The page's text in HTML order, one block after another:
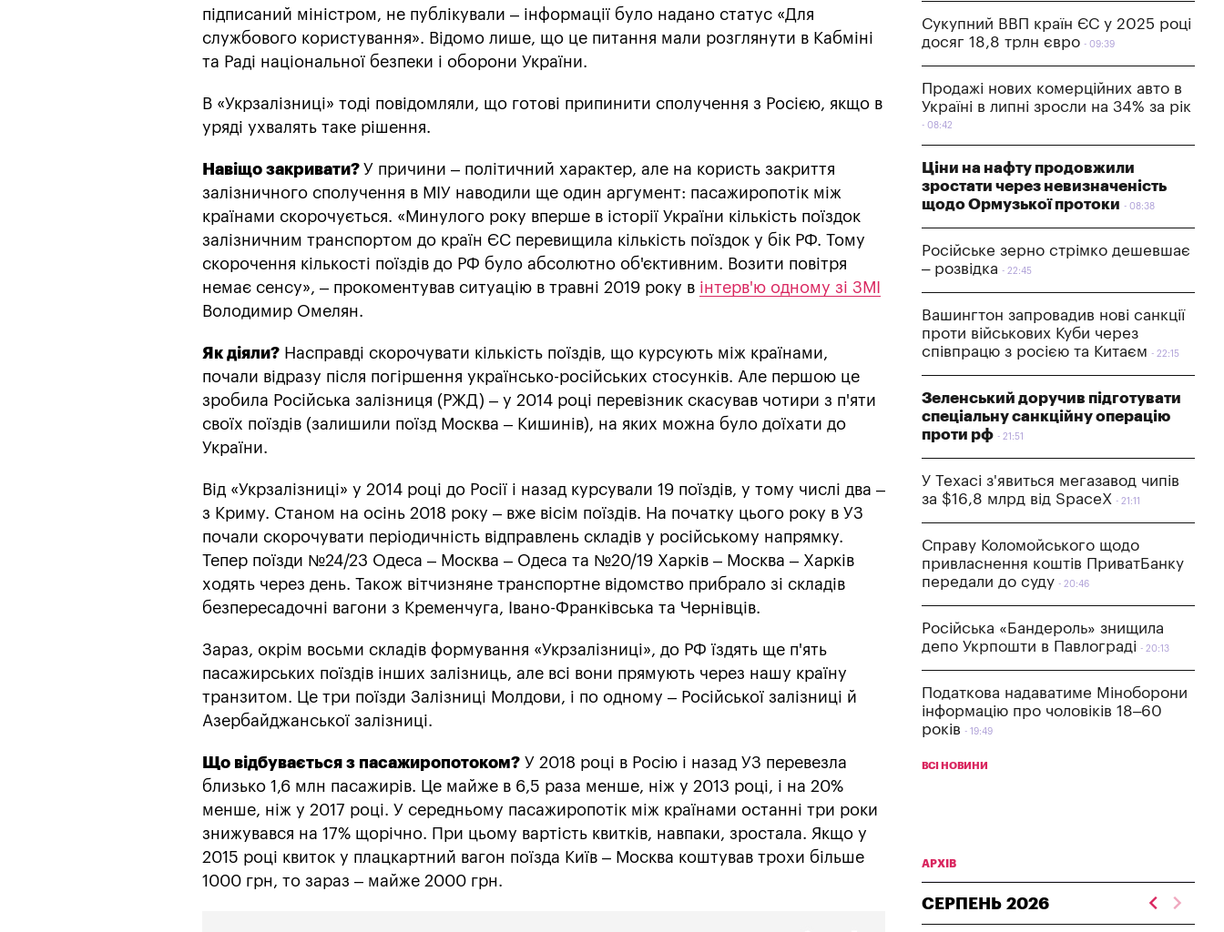
підписаний міністром, не публікували – інформації було надано статус «Для
службового користування». Відомо лише, що це питання мали розглянути в Кабміні
та Раді національної безпеки і оборони України.
В «Укрзалізниці» тоді повідомляли, що готові припинити сполучення з Росією, якщо в
уряді ухвалять таке рішення.
Навіщо закривати? У причини – політичний характер, але на користь закриття
залізничного сполучення в МІУ наводили ще один аргумент: пасажиропотік між
країнами скорочується. «Минулого року вперше в історії України кількість поїздок
залізничним транспортом до країн ЄС перевищила кількість поїздок у бік РФ. Тому
скорочення кількості поїздів до РФ було абсолютно об'єктивним. Возити повітря
немає сенсу», – прокоментував ситуацію в травні 2019 року в інтерв'ю одному зі ЗМІ
Володимир Омелян.
Як діяли? Насправді скорочувати кількість поїздів, що курсують між країнами,
почали відразу після погіршення українсько-російських стосунків. Але першою це
зробила Російська залізниця (РЖД) – у 2014 році перевізник скасував чотири з п'яти
своїх поїздів (залишили поїзд Москва – Кишинів), на яких можна було доїхати до
України.
Від «Укрзалізниці» у 2014 році до Росії і назад курсували 19 поїздів, у тому числі два –
з Криму. Станом на осінь 2018 року – вже вісім поїздів. На початку цього року в УЗ
почали скорочувати періодичність відправлень складів у російському напрямку.
Тепер поїзди №24/23 Одеса – Москва – Одеса та №20/19 Харків – Москва – Харків
ходять через день. Також вітчизняне транспортне відомство прибрало зі складів
безпересадочні вагони з Кременчуга, Івано-Франківська та Чернівців.
Зараз, окрім восьми складів формування «Укрзалізниці», до РФ їздять ще п'ять
пасажирських поїздів інших залізниць, але всі вони прямують через нашу країну
транзитом. Це три поїзди Залізниці Молдови, і по одному – Російської залізниці й
Азербайджанської залізниці.
Що відбувається з пасажиропотоком? У 2018 році в Росію і назад УЗ перевезла
близько 1,6 млн пасажирів. Це майже в 6,5 раза менше, ніж у 2013 році, і на 20%
менше, ніж у 2017 році. У середньому пасажиропотік між країнами останні три роки
знижувався на 17% щорічно. При цьому вартість квитків, навпаки, зростала. Якщо у
2015 році квиток у плацкартний вагон поїзда Київ – Москва коштував трохи більше
1000 грн, то зараз – майже 2000 грн.
Сукупний ВВП країн ЄС у 2025 році
досяг 18,8 трлн євро
09:39
Продажі нових комерційних авто в
Україні в липні зросли на 34% за рік
08:42
Ціни на нафту продовжили
зростати через невизначеність
щодо Ормузької протоки
08:38
Російське зерно стрімко дешевшає
– розвідка
22:45
Вашингтон запровадив нові санкції
проти військових Куби через
співпрацю з росією та Китаєм
22:15
Зеленський доручив підготувати
спеціальну санкційну операцію
проти рф
21:51
У Техасі з'явиться мегазавод чипів
за $16,8 млрд від SpaceX
21:11
Справу Коломойського щодо
привласнення коштів ПриватБанку
передали до суду
20:46
Російська «Бандероль» знищила
депо Укрпошти в Павлограді
20:13
Податкова надаватиме Міноборони
інформацію про чоловіків 18–60
років
19:49
ВСІ НОВИНИ
АРХІВ
СЕРПЕНЬ 2026